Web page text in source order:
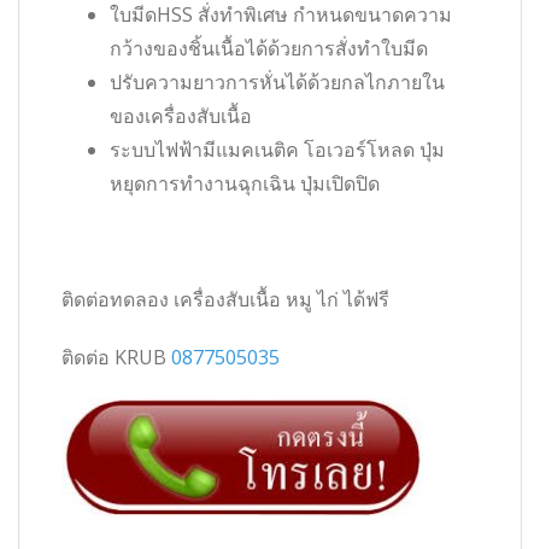
ใบมีดHSS สั่งทำพิเศษ กำหนดขนาดความ
กว้างของชิ้นเนื้อได้ด้วยการสั่งทำใบมีด
ปรับความยาวการหั่นได้ด้วยกลไกภายใน
ของเครื่องสับเนื้อ
ระบบไฟฟ้ามีแมคเนติค โอเวอร์โหลด ปุ่ม
หยุดการทำงานฉุกเฉิน ปุ่มเปิดปิด
ติดต่อทดลอง เครื่องสับเนื้อ หมู ไก่ ได้ฟรี
ติดต่อ KRUB 0877505035